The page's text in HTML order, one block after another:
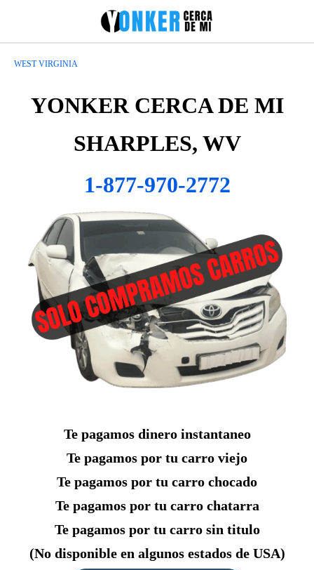
WEST VIRGINIA
YONKER CERCA DE MI
SHARPLES, WV
1-877-970-2772
Te pagamos dinero instantaneo
Te pagamos por tu carro viejo
Te pagamos por tu carro chocado
Te pagamos por tu carro chatarra
Te pagamos por tu carro sin titulo
(No disponible en algunos estados de USA)